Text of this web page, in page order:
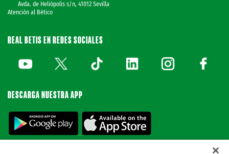
Avda. de Heliópolis s/n, 41012 Sevilla
Atención al Bético
REAL BETIS EN REDES SOCIALES
DESCARGA NUESTRA APP